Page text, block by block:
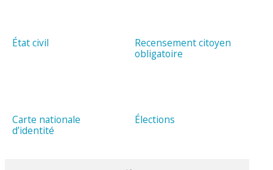
État civil
Recensement citoyen
obligatoire
Carte nationale
d’identité
Élections